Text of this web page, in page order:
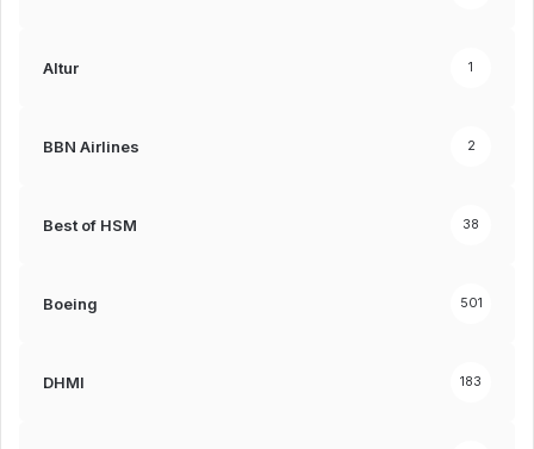
Altur 1
BBN Airlines 2
Best of HSM 38
Boeing 501
DHMI 183